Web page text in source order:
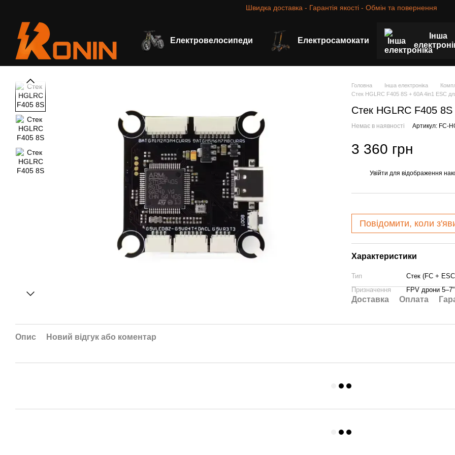
Швидка доставка - Гарантія якості - Обмін та повернення
Електровелосипеди Електросамокати
Інша
Головна Інша електроніка
Стек HGLRC F405 8S + 60A 4in1 ESC
Стек HGLRC F405
Немає в наявності Артикул: FC-
3 360 грн
Увійти для відображення
Повідомити, коли
Характеристики
Тип
Стек (FC +
Призначення
FPV дрони
Доставка Оплата
Опис Новий відгук або коментар